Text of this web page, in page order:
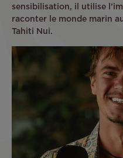
sensibilisation, il utilise
raconter le monde marin
Tahiti Nui.